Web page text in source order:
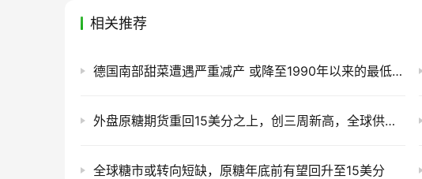
相关推荐
德国南部甜菜遭遇严重减产 或降至1990年以来的最低水平
外盘原糖期货重回15美分之上，创三周新高，全球供应趋紧预期升温
全球糖市或转向短缺，原糖年底前有望回升至15美分